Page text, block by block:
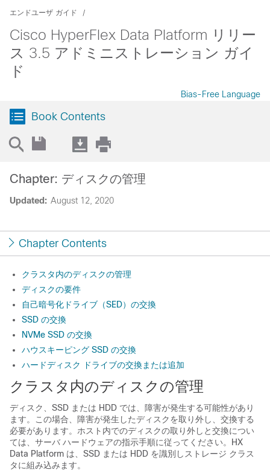
エンドユーザ ガイド
Cisco HyperFlex Data Platform リリー
ス 3.5 アドミニストレーション ガイ
ド
Bias-Free Language
Book Contents
Updated: August 12, 2020
Chapter: ディスクの管理
Chapter Contents
クラスタ内のディスクの管理
ディスクの要件
自己暗号化ドライブ（SED）の交換
SSD の交換
NVMe SSD の交換
ハウスキーピング SSD の交換
ハードディスク ドライブの交換または追加
クラスタ内のディスクの管理
ディスク、SSD または HDD では、障害が発生する可能性があり
ます。この場合、障害が発生したディスクを取り外し、交換する
必要があります。ホスト内でのディスクの取り外しと交換につい
ては、サーバ ハードウェアの指示手順に従ってください。HX
Data Platform は、SSD または HDD を識別しストレージ クラス
タに組み込みます。